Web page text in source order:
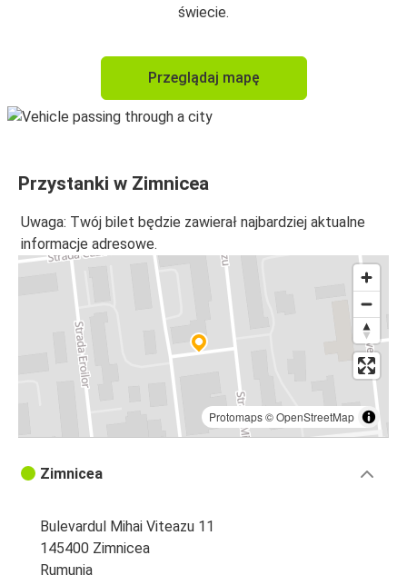
świecie.
Przeglądaj mapę
Przystanki w Zimnicea
Uwaga: Twój bilet będzie zawierał najbardziej aktualne
informacje adresowe.
Protomaps©OpenStreetMap
Zimnicea
Bulevardul Mihai Viteazu 11
145400 Zimnicea
Rumunia